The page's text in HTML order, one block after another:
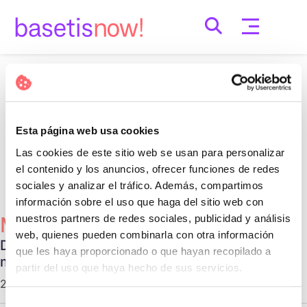
Esta página web usa cookies
Las cookies de este sitio web se usan para personalizar
el contenido y los anuncios, ofrecer funciones de redes
sociales y analizar el tráfico. Además, compartimos
información sobre el uso que haga del sitio web con
nuestros partners de redes sociales, publicidad y análisis
web, quienes pueden combinarla con otra información
que les haya proporcionado o que hayan recopilado a
partir del uso que haya hecho de sus servicios.
Selección
Nothing Found
Perhaps searching can help.
Cerca:
Més Populars
Diferentes tipos de relaciones no
monogámicas
29 d'octubre de 2020 |Communication